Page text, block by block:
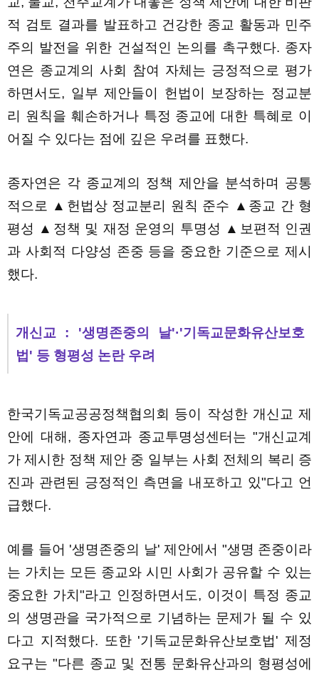
적 검토 결과를 발표하고 건강한 종교 활동과 민주
주의 발전을 위한 건설적인 논의를 촉구했다. 종자
연은 종교계의 사회 참여 자체는 긍정적으로 평가
하면서도, 일부 제안들이 헌법이 보장하는 정교분
리 원칙을 훼손하거나 특정 종교에 대한 특혜로 이
어질 수 있다는 점에 깊은 우려를 표했다.
종자연은 각 종교계의 정책 제안을 분석하며 공통
적으로 ▲헌법상 정교분리 원칙 준수 ▲종교 간 형
평성 ▲정책 및 재정 운영의 투명성 ▲보편적 인권
과 사회적 다양성 존중 등을 중요한 기준으로 제시
했다.
개신교 : '생명존중의 날'·'기독교문화유산보호
법' 등 형평성 논란 우려
한국기독교공공정책협의회 등이 작성한 개신교 제
안에 대해, 종자연과 종교투명성센터는 "개신교계
가 제시한 정책 제안 중 일부는 사회 전체의 복리 증
진과 관련된 긍정적인 측면을 내포하고 있"다고 언
급했다.
예를 들어 '생명존중의 날' 제안에서 "생명 존중이라
는 가치는 모든 종교와 시민 사회가 공유할 수 있는
중요한 가치"라고 인정하면서도, 이것이 특정 종교
의 생명관을 국가적으로 기념하는 문제가 될 수 있
다고 지적했다. 또한 '기독교문화유산보호법' 제정
요구는 "다른 종교 및 전통 문화유산과의 형평성에